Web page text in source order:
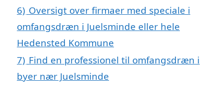
6) Oversigt over firmaer med speciale i
omfangsdræn i Juelsminde eller hele
Hedensted Kommune
7) Find en professionel til omfangsdræn i
byer nær Juelsminde